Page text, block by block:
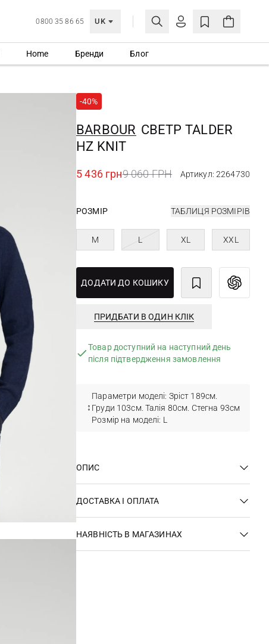
0800 35 86 65 UK
МОЯ ОБЛІКІВКА
СТВОРИТИ ОБЛІКІВКУ
Home Бренди Блог
-40%
BARBOUR СВЕТР TALDER
HZ KNIT
5 436 грн9 060 ГРН Артикул: 2264730
РОЗМІР ТАБЛИЦЯ РОЗМІРІВ
M L XL XXL
ДОДАТИ ДО КОШИКУ
ПРИДБАТИ В ОДИН КЛІК
Товар доступний на наступний день
після підтвердження замовлення
Параметри моделі: Зріст 189см.
Груди 103см. Талія 80см. Стегна 93см
Розмір на моделі: L
ОПИС
ДОСТАВКА І ОПЛАТА
НАЯВНІСТЬ В МАГАЗИНАХ